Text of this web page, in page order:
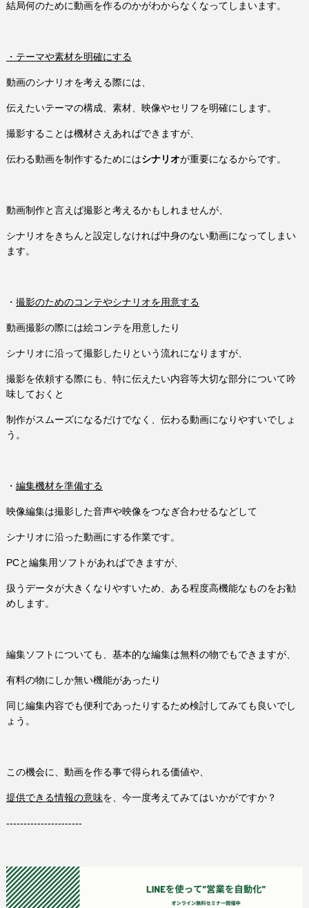
結局何のために動画を作るのかがわからなくなってしまいます。
・テーマや素材を明確にする
動画のシナリオを考える際には、
伝えたいテーマの構成、素材、映像やセリフを明確にします。
撮影することは機材さえあればできますが、
伝わる動画を制作するためにはシナリオが重要になるからです。
動画制作と言えば撮影と考えるかもしれませんが、
シナリオをきちんと設定しなければ中身のない動画になってしまい
ます。
・ 撮影のためのコンテやシナリオを用意する
動画撮影の際には絵コンテを用意したり
シナリオに沿って撮影したりという流れになりますが、
撮影を依頼する際にも、特に伝えたい内容等大切な部分について吟
味しておくと
制作がスムーズになるだけでなく、伝わる動画になりやすいでしょ
う。
・ 編集機材を準備する
映像編集は撮影した音声や映像をつなぎ合わせるなどして
シナリオに沿った動画にする作業です。
PCと編集用ソフトがあればできますが、
扱うデータが大きくなりやすいため、ある程度高機能なものをお勧
めします。
編集ソフトについても、基本的な編集は無料の物でもできますが、
有料の物にしか無い機能があったり
同じ編集内容でも便利であったりするため検討してみても良いでし
ょう。
この機会に、動画を作る事で得られる価値や、
提供できる情報の意味を、今一度考えてみてはいかがですか？
----------------------